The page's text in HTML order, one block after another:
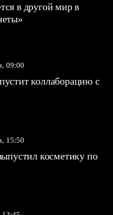
в другой мир в
09:00
коллаборацию с
15:50
косметику по